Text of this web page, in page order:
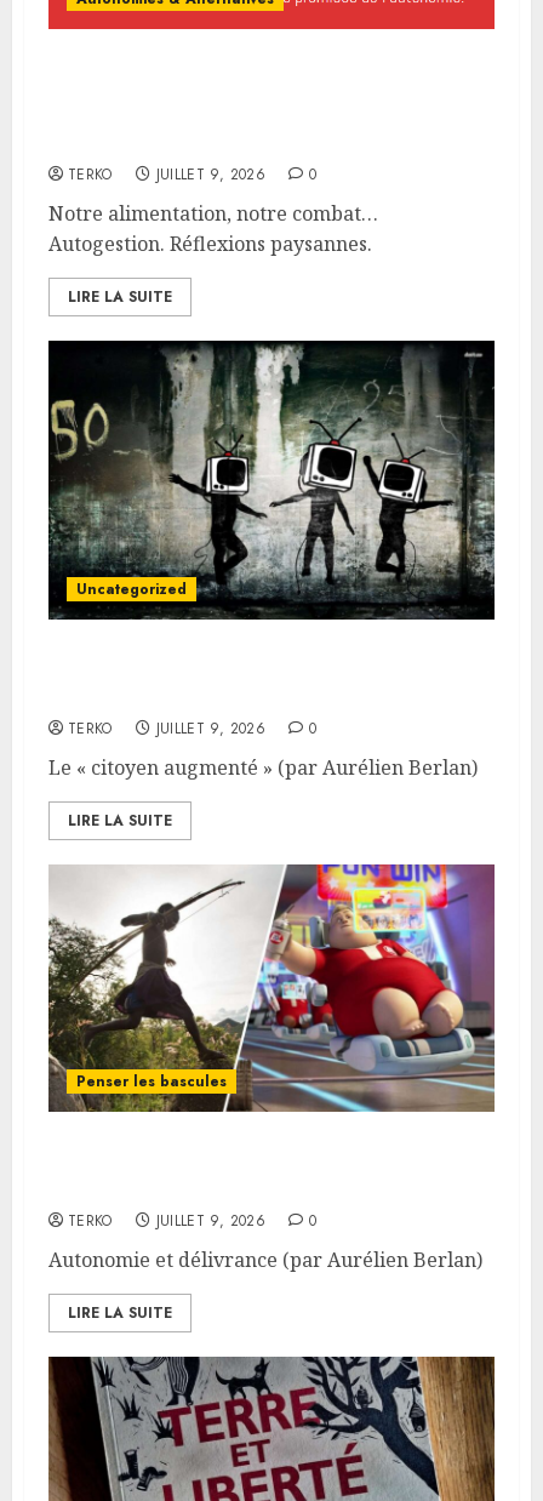
TERKO JUILLET 9, 2026 0
Notre alimentation, notre combat…
Autogestion. Réflexions paysannes.
LIRE LA SUITE
Uncategorized
TERKO JUILLET 9, 2026 0
Le « citoyen augmenté » (par Aurélien Berlan)
LIRE LA SUITE
Penser les bascules
TERKO JUILLET 9, 2026 0
Autonomie et délivrance (par Aurélien Berlan)
LIRE LA SUITE